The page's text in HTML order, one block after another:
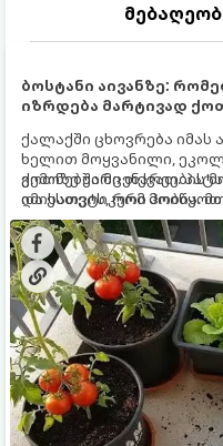
ბოსტანი აივანზე:
იზრდება მარტივად
ქალაქში ცხოვრება იმას
ხელით მოყვანილი,
გემოზე უარი თქვათ.
იმისათვის, რომ
ყოველდღიურად ახალ,
ბოსტნეულს მოკრეფთ.
ქოთნებში მცენარეების
და ესთეტიკური ჰობია.
კულტურები ეგუებიან
და როგორ მოუაროთ მათ